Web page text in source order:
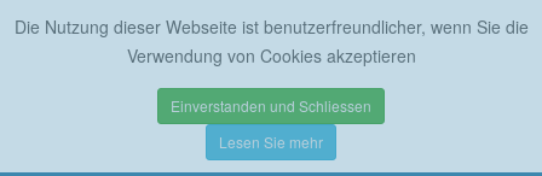
Die Nutzung dieser Webseite ist benutzerfreundlicher, wenn Sie die
Verwendung von Cookies akzeptieren
Einverstanden und Schliessen
Lesen Sie mehr